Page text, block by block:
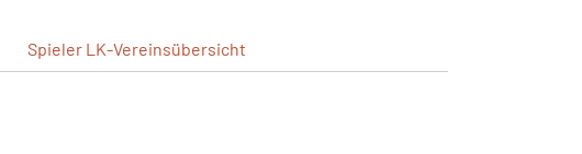
Spieler LK-Vereinsübersicht